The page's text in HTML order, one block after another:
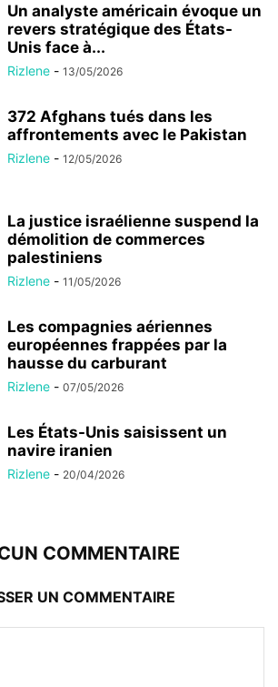
Un analyste américain évoque un
revers stratégique des États-
Unis face à...
Rizlene - 13/05/2026
372 Afghans tués dans les
affrontements avec le Pakistan
Rizlene - 12/05/2026
La justice israélienne suspend la
démolition de commerces
palestiniens
Rizlene - 11/05/2026
Les compagnies aériennes
européennes frappées par la
hausse du carburant
Rizlene - 07/05/2026
Les États-Unis saisissent un
navire iranien
Rizlene - 20/04/2026
COMMENTAIRE
UN COMMENTAIRE